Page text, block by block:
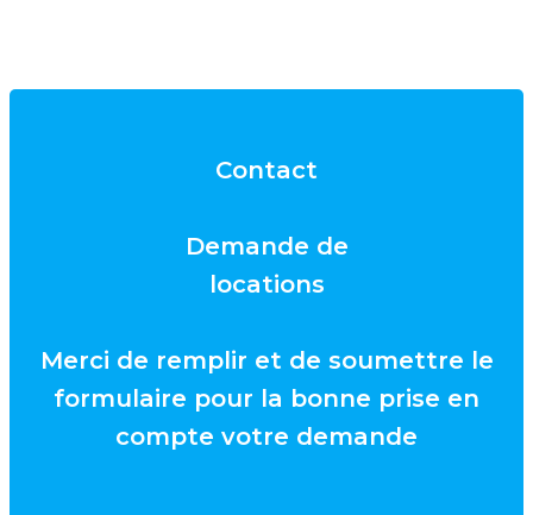
Contact
Demande de
locations
Merci de remplir et de soumettre le
formulaire pour la bonne prise en
compte votre demande